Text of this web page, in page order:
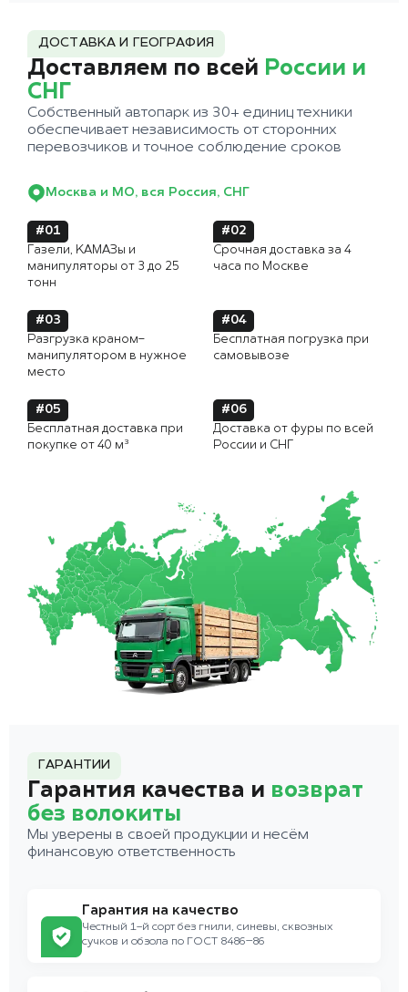
ДОСТАВКА И ГЕОГРАФИЯ
Доставляем по всей России и
СНГ
Собственный автопарк из 30+ единиц техники
обеспечивает независимость от сторонних
перевозчиков и точное соблюдение сроков
Москва и МО, вся Россия, СНГ
#01
Газели, КАМАЗы и
манипуляторы от 3 до 25
тонн
#02
Срочная доставка за 4
часа по Москве
#03
Разгрузка краном-
манипулятором в нужное
место
#04
Бесплатная погрузка при
самовывозе
#05
Бесплатная доставка при
покупке от 40 м³
#06
Доставка от фуры по всей
России и СНГ
ГАРАНТИИ
Гарантия качества и возврат
без волокиты
Мы уверены в своей продукции и несём
финансовую ответственность
Гарантия на качество
Честный 1-й сорт без гнили, синевы, сквозных
сучков и обзола по ГОСТ 8486–86